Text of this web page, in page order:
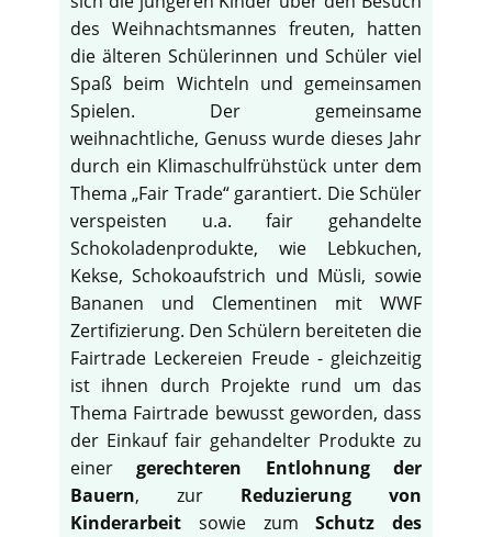
des Weihnachtsmannes freuten, hatten
die älteren Schülerinnen und Schüler viel
Spaß beim Wichteln und gemeinsamen
Spielen. Der gemeinsame
weihnachtliche, Genuss wurde dieses Jahr
durch ein Klimaschulfrühstück unter dem
Thema „Fair Trade“ garantiert. Die Schüler
verspeisten u.a. fair gehandelte
Schokoladenprodukte, wie Lebkuchen,
Kekse, Schokoaufstrich und Müsli, sowie
Bananen und Clementinen mit WWF
Zertifizierung. Den Schülern bereiteten die
Fairtrade Leckereien Freude - gleichzeitig
ist ihnen durch Projekte rund um das
Thema Fairtrade bewusst geworden, dass
der Einkauf fair gehandelter Produkte zu
einergerechteren Entlohnung der
Bauern, zur Reduzierung von
Kinderarbeit sowie zumSchutz des